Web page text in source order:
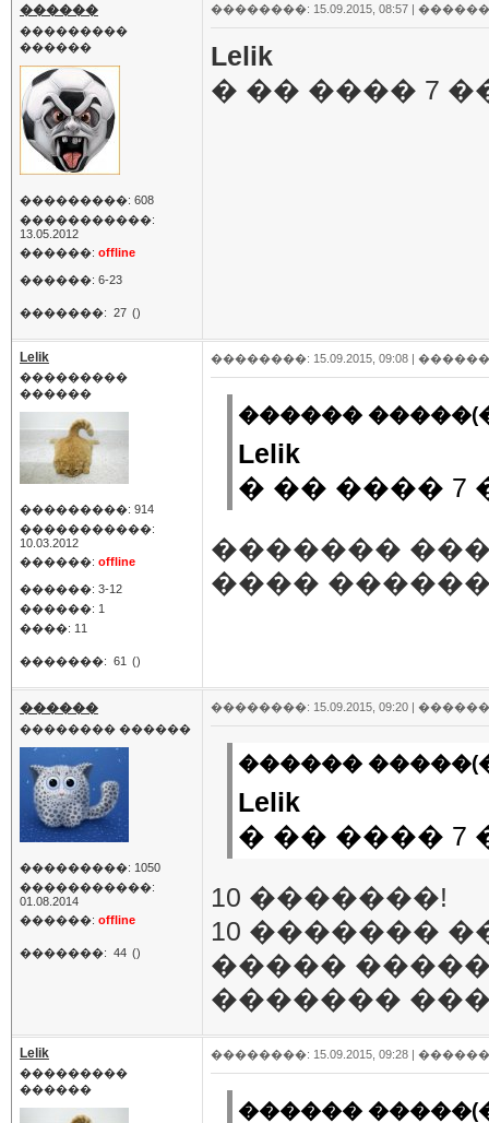
������
���������
������
���������: 608
�����������:
13.05.2012
������: offline
������: 6-23
�������: 27 ()
��������: 15.09.2015, 08:57 |
Lelik
� �� ���� 7
Lelik
���������
������
���������: 914
�����������:
10.03.2012
������: offline
������: 3-12
������: 1
����: 11
�������: 61 ()
��������: 15.09.2015, 09:08 |
������
Lelik
� �� ���� 7
�������
����
������
�������� ������
���������: 1050
�����������:
01.08.2014
������: offline
�������: 44 ()
��������: 15.09.2015, 09:20 |
������
Lelik
� �� ���� 7
10 �������!
10 �������
�����
�������
Lelik
���������
������
��������: 15.09.2015, 09:28 |
������